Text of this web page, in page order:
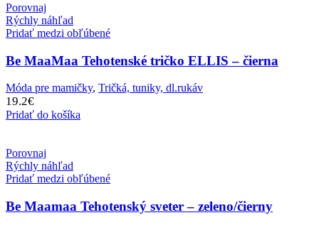
Porovnaj
Rýchly náhľad
Pridať medzi obľúbené
Be MaaMaa Tehotenské tričko ELLIS – čierna
Móda pre mamičky, Tričká, tuniky, dl.rukáv
19.2€
Pridať do košíka
Porovnaj
Rýchly náhľad
Pridať medzi obľúbené
Be Maamaa Tehotenský sveter – zeleno/čierny